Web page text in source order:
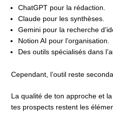
ChatGPT pour la rédaction.
Claude pour les synthèses.
Gemini pour la recherche
Notion AI pour l’organisation.
Des outils spécialisés dans
Cependant, l’outil reste
La qualité de ton approche et
tes prospects restent les